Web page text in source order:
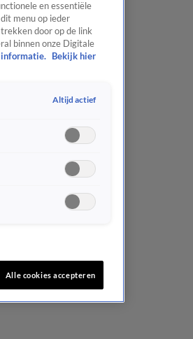
en essentiële
menu op ieder
door op de link
binnen onze Digitale
informatie.
Bekijk hier
Altijd actief
Alle cookies accepteren